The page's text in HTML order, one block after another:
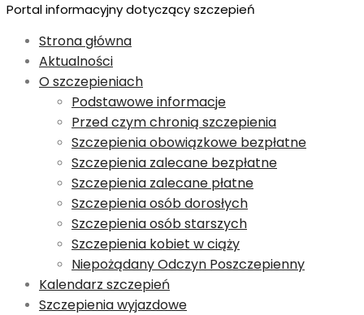
Portal informacyjny dotyczący szczepień
Strona główna
Aktualności
O szczepieniach
Podstawowe informacje
Przed czym chronią szczepienia
Szczepienia obowiązkowe bezpłatne
Szczepienia zalecane bezpłatne
Szczepienia zalecane płatne
Szczepienia osób dorosłych
Szczepienia osób starszych
Szczepienia kobiet w ciąży
Niepożądany Odczyn Poszczepienny
Kalendarz szczepień
Szczepienia wyjazdowe